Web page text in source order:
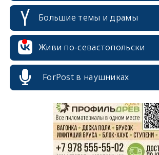
Большие темы и драмы
Живи по-севастопольски
ForPost в наушниках